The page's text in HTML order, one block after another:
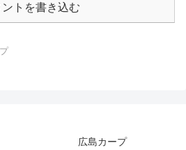
ントを書き込む
広島カープ